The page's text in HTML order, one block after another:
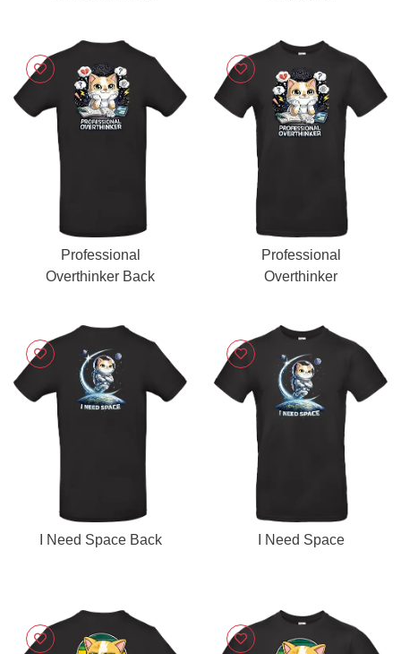
Professional
Overthinker Back
Professional
Overthinker
I Need Space Back I Need Space